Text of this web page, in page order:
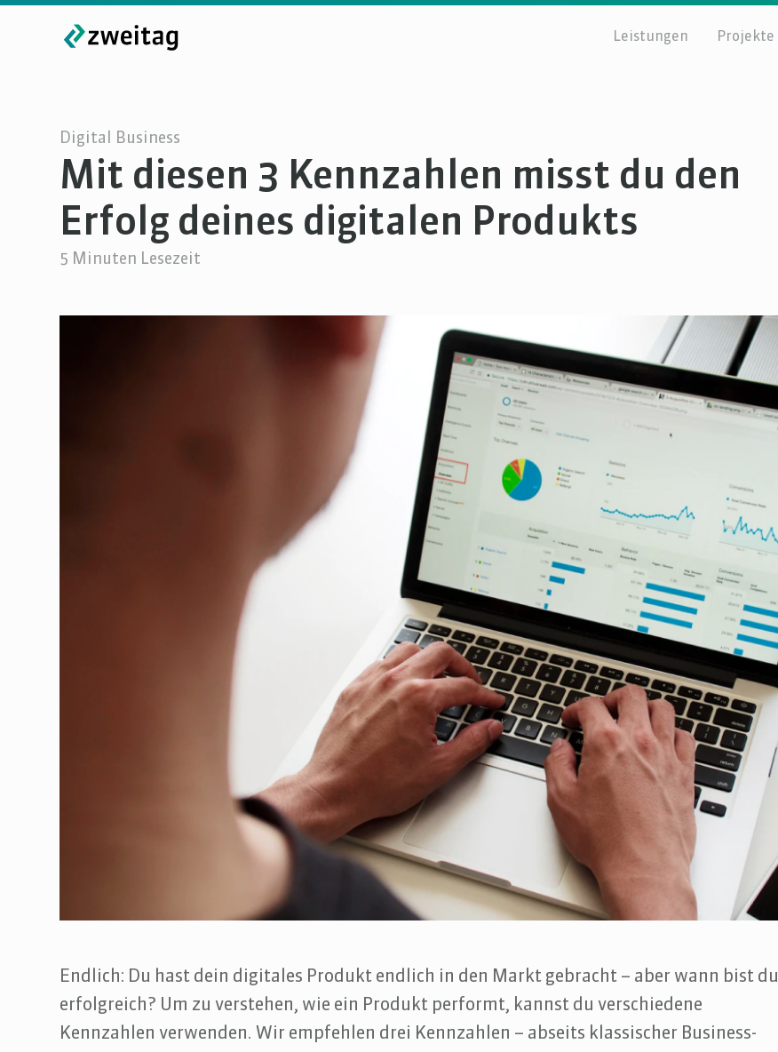
Leistungen Projekte
Digital Business
Mit diesen 3 Kennzahlen misst du den
Erfolg deines digitalen Produkts
5 Minuten Lesezeit
Endlich: Du hast dein digitales Produkt endlich in den Markt gebracht – aber wann bist du
erfolgreich? Um zu verstehen, wie ein Produkt performt, kannst du verschiedene
Kennzahlen verwenden. Wir empfehlen drei Kennzahlen – abseits klassischer Business-